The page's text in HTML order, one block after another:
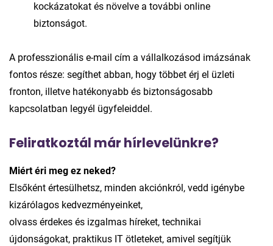
kockázatokat és növelve a további online
biztonságot.
A professzionális e-mail cím a vállalkozásod imázsának
fontos része: segíthet abban, hogy többet érj el üzleti
fronton, illetve hatékonyabb és biztonságosabb
kapcsolatban legyél ügyfeleiddel.
Feliratkoztál már hírlevelünkre?
Miért éri meg ez neked?
Elsőként értesülhetsz, minden akciónkról, vedd igénybe
kizárólagos kedvezményeinket,
olvass érdekes és izgalmas híreket, technikai
újdonságokat, praktikus IT ötleteket, amivel segítjük